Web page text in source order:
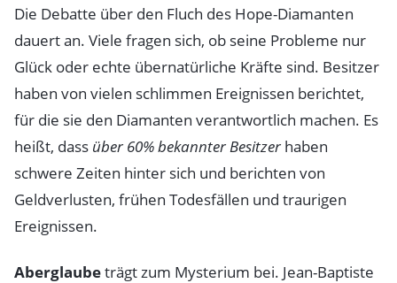
Die Debatte über den Fluch des Hope-Diamanten
dauert an. Viele fragen sich, ob seine Probleme nur
Glück oder echte übernatürliche Kräfte sind. Besitzer
haben von vielen schlimmen Ereignissen berichtet,
für die sie den Diamanten verantwortlich machen. Es
heißt, dass über 60% bekannter Besitzerhaben
schwere Zeiten hinter sich und berichten von
Geldverlusten, frühen Todesfällen und traurigen
Ereignissen.
Aberglaubeträgt zum Mysterium bei. Jean-Baptiste